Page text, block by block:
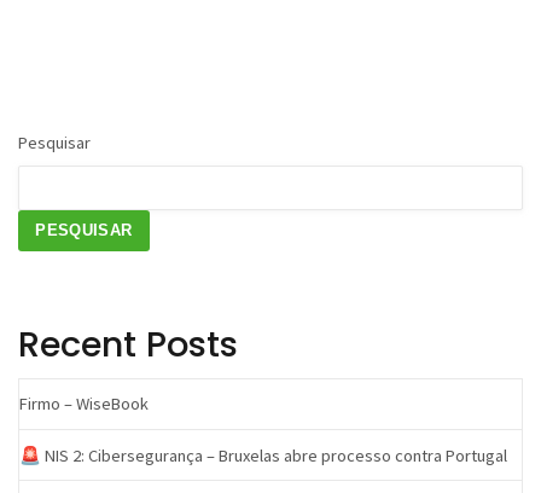
Pesquisar
PESQUISAR
Recent Posts
Firmo – WiseBook
🚨 NIS 2: Cibersegurança – Bruxelas abre processo contra Portugal